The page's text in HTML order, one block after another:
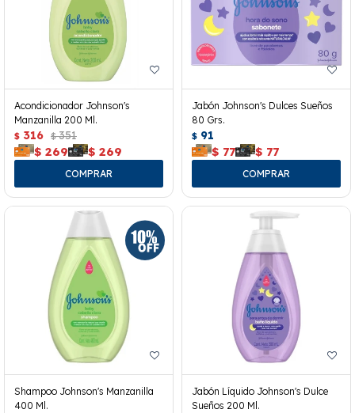
Acondicionador Johnson's
Manzanilla 200 Ml.
$ 316 $ 351
$ 269 $ 269
Jabón Johnson's Dulces Sueños
80 Grs.
$ 91
$ 77 $ 77
Shampoo Johnson's Manzanilla
400 Ml.
Jabón Líquido Johnson's Dulce
Sueños 200 Ml.